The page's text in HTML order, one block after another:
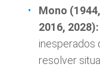
Mono
2016, 2028):
inesperados
resolver